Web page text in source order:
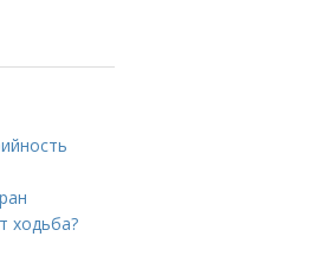
ходьба?